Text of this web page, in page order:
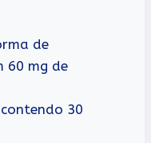
de
60 mg de
30